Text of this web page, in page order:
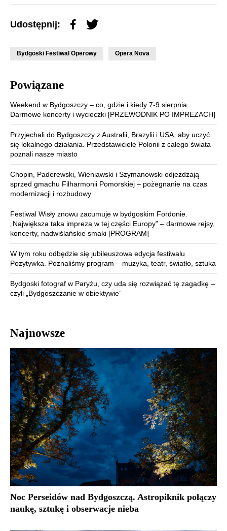
Udostępnij:
Bydgoski Festiwal Operowy Opera Nova
Powiązane
Weekend w Bydgoszczy – co, gdzie i kiedy 7-9 sierpnia.
Darmowe koncerty i wycieczki [PRZEWODNIK PO IMPREZACH]
Przyjechali do Bydgoszczy z Australii, Brazylii i USA, aby uczyć
się lokalnego działania. Przedstawiciele Polonii z całego świata
poznali nasze miasto
Chopin, Paderewski, Wieniawski i Szymanowski odjeżdżają
sprzed gmachu Filharmonii Pomorskiej – pożegnanie na czas
modernizacji i rozbudowy
Festiwal Wisły znowu zacumuje w bydgoskim Fordonie.
„Największa taka impreza w tej części Europy” – darmowe rejsy,
koncerty, nadwiślańskie smaki [PROGRAM]
W tym roku odbędzie się jubileuszowa edycja festiwalu
Pozytywka. Poznaliśmy program – muzyka, teatr, światło, sztuka
Bydgoski fotograf w Paryżu, czy uda się rozwiązać tę zagadkę –
czyli „Bydgoszczanie w obiektywie”
Najnowsze
Noc Perseidów nad Bydgoszczą. Astropiknik połączy
naukę, sztukę i obserwacje nieba